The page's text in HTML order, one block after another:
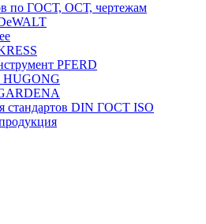
по ГОСТ, ОСТ, чертежам
PFERD
HUGONG
стандартов DIN ГОСТ ISO